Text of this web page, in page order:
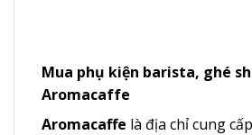
Mua phụ kiện barista, ghé
Aromacaffe
Aromacaffe là địa chỉ cung